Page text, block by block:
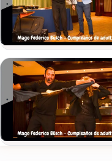
Para garantizar una
propuesta a las
presupuestos para
exclusivamente VÍA
comunicarte
Dale a tu fiesta de 15
Contactate con Federico
TuFiesta.com.uy.